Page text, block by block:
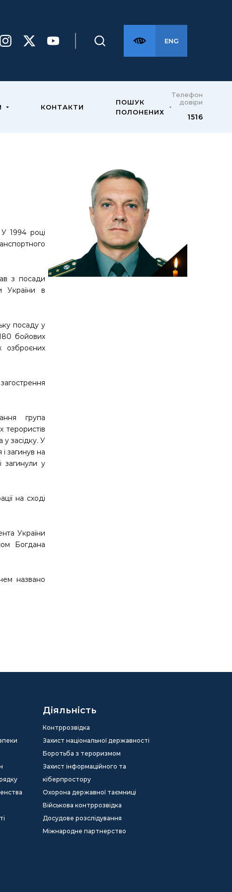
ENG
КОНТАКТИ
ПОШУК
ПОЛОНЕНИХ
Телефон
довіри
1516
1994 році
з посади
України в
посаду у
бойових
озброєних
група
терористів
у засідку. У
загинув на
загинули у
на сході
України
Богдана
названо
Діяльність
Контррозвідка
Захист національної державності
Боротьба з тероризмом
Захист інформаційного та
кіберпростору
Охорона державної таємниці
Військова контррозвідка
Досудове розслідування
Міжнародне партнерство